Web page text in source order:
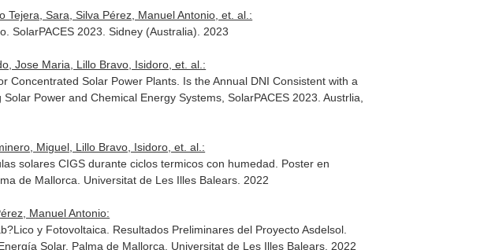
Sara, Silva Pérez, Manuel Antonio, et. al.:
SolarPACES 2023. Sidney (Australia). 2023
Jose Maria, Lillo Bravo, Isidoro, et. al.:
Concentrated Solar Power Plants. Is the Annual DNI Consistent with a
Power and Chemical Energy Systems, SolarPACES 2023. Austrlia,
Miguel, Lillo Bravo, Isidoro, et. al.:
solares CIGS durante ciclos termicos con humedad. Poster en
de Mallorca. Universitat de Les Illes Balears. 2022
Manuel Antonio:
y Fotovoltaica. Resultados Preliminares del Proyecto Asdelsol.
Solar. Palma de Mallorca. Universitat de Les Illes Balears. 2022